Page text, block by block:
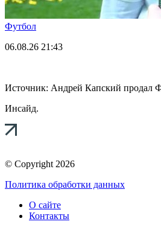
Футбол
06.08.26 21:43
Источник: Андрей Капский
Инсайд.
© Copyright 2026
Политика обработки данных
О сайте
Контакты